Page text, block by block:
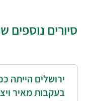
סיורים נוספים
ירושלים הייתה
בעקבות מאיר